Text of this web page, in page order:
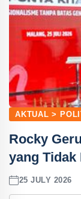
AKTUAL >
Rocky
yang Tidak
25 JULY 2026